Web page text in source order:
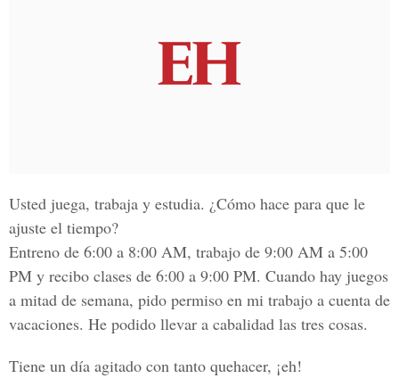
Usted juega, trabaja y estudia. ¿Cómo hace para que le
ajuste el tiempo?
Entreno de 6:00 a 8:00 AM, trabajo de 9:00 AM a 5:00
PM y recibo clases de 6:00 a 9:00 PM. Cuando hay juegos
a mitad de semana, pido permiso en mi trabajo a cuenta de
vacaciones. He podido llevar a cabalidad las tres cosas.
Tiene un día agitado con tanto quehacer, ¡eh!